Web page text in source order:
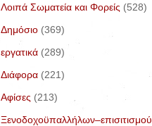
Λοιπά Σωματεία και Φορείς (528)
Δημόσιο (369)
εργατικά (289)
Διάφορα (221)
Αφίσες (213)
Ξενοδοχοϋπαλλήλων–επισιτισμού